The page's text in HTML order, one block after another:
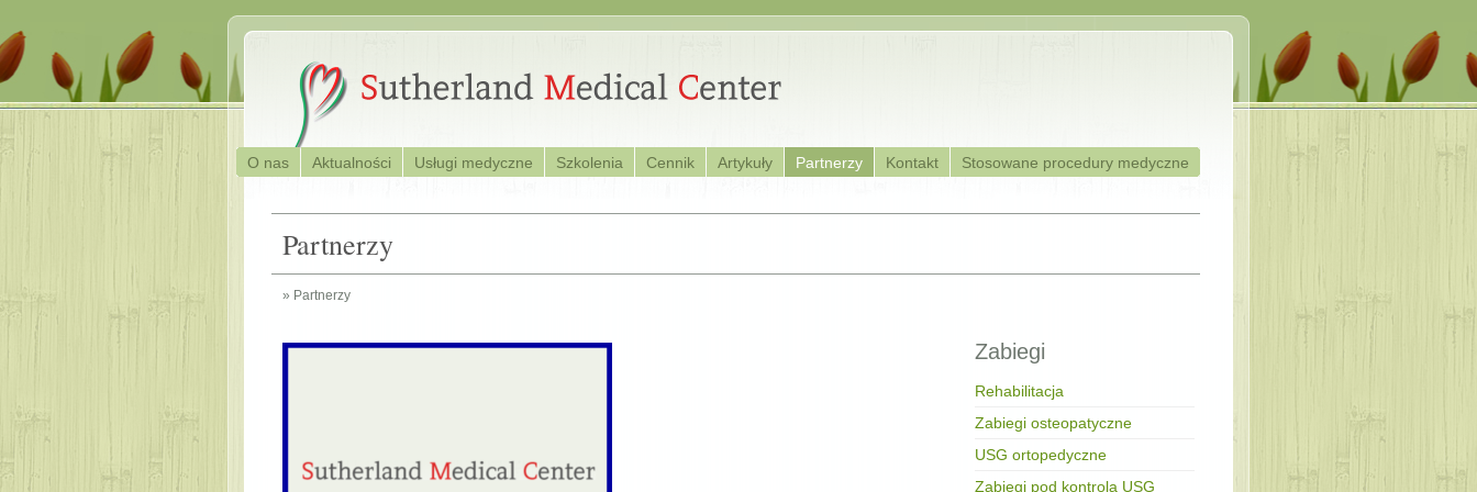
O nas Aktualności Usługi medyczne Szkolenia Cennik Artykuły Partnerzy Kontakt Stosowane procedury medyczne
Partnerzy
» Partnerzy
Zabiegi
Rehabilitacja
Zabiegi osteopatyczne
USG ortopedyczne
Zabiegi pod kontrolą USG